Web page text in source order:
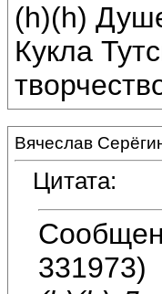
(h)(h)
Кукла
Вячеслав
Цитата:
331973)